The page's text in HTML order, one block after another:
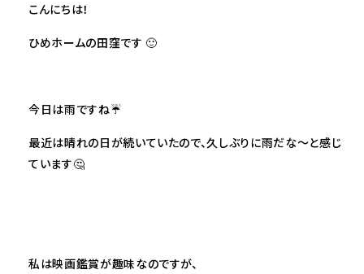
こんにちは！
ひめホームの田窪です 🙂
今日は雨ですね☔
最近は晴れの日が続いていたので、久しぶりに雨だな～と感じ
ています🤔
私は映画鑑賞が趣味なのですが、